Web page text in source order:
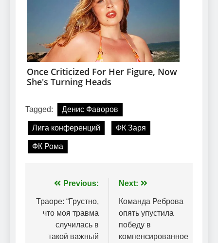
Tagged: Денис Фаворов
Лига конференций ФК Заря
ФК Рома
Навігація
записів
Previous:
Траоре: “Грустно,
что моя травма
случилась в
такой важный
Next:
Команда Реброва
опять упустила
победу в
компенсированное